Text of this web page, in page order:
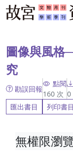
圖像與風格
究
勘誤回報
點閱
160 次 0
匯出書目
列印書目
無權限瀏